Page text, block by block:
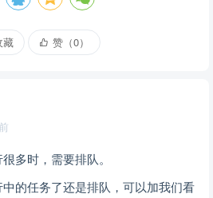
藏 赞（0）
多时，需要排队。
的任务了还是排队，可以加我们看